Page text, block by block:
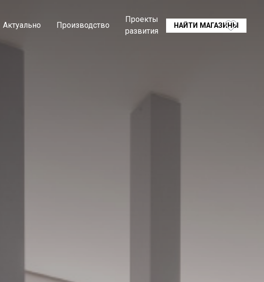
Актуально Производство
Проекты
развития
НАЙТИ МАГАЗИНЫ